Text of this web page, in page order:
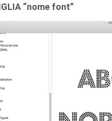
“nome font”